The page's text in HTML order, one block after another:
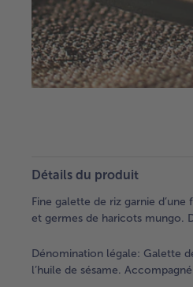
Détails du produit
Fine galette de riz garnie
et germes de haricots mungo.
Dénomination légale: Galette
l’huile de sésame.